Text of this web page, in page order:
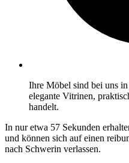
Ihre Möbel sind bei uns
elegante Vitrinen,
handelt.
In nur etwa 57 Sekunden
und können sich auf einen
nach Schwerin verlassen.